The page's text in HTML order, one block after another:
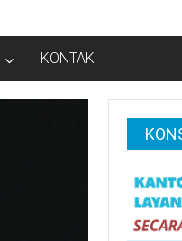
KONTAK